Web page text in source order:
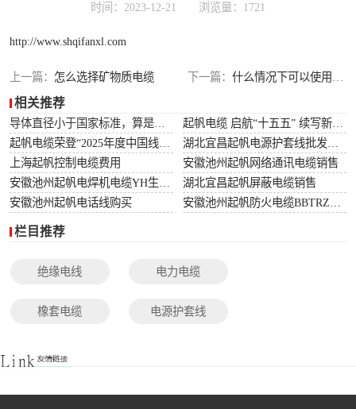
时间：2023-12-21 浏览量：1721
http://www.shqifanxl.com
上一篇： 怎么选择矿物质电缆 下一篇： 什么情况下可以使用矿物质电缆
相关推荐
上海起帆控制电缆费用
安徽池州起帆网络通讯电缆销售
湖北宜昌起帆屏蔽电缆销售
安徽池州起帆电话线购买
栏目推荐
绝缘电线 电力电缆
橡套电缆 电源护套线
光伏电缆
特种电缆
网络通讯电缆